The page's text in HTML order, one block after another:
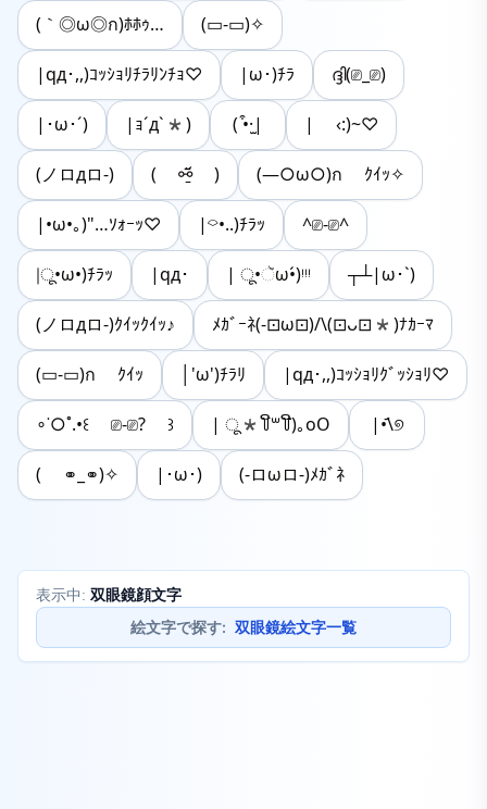
(｀◎ω◎ก)ﾎﾎｩ… (▭-▭)✧
|qд･,,)ｺｯｼｮﾘﾁﾗﾘﾝﾁｮ♡ |ω･)ﾁﾗ ദ്ദി(⎚_⎚)
|･ω･´) |ｮ´д`*) ( ͒•·̫| | ‹:)~♡
(ノロдロ-) ( ⚯̱̈᷄ ) (―○ω○)ก ｸｲｯ✧︎
|•ω•｡)"…ｿｫｰｯ♡ |⌔•..)ﾁﾗｯ ^⎚-⎚^
|ू•ω•)ﾁﾗｯ |qд･ | ू•ૅω•́)ᵎᵎᵎ ┬┴|ω･`)
(ノロдロ-)ｸｲｯｸｲｯ♪ ﾒｶﾞｰﾈ(-⊡ω⊡)/\(⊡ᴗ⊡*)ﾅｶｰﾏ
(▭-▭)ก ｸｲｯ │'ω')ﾁﾗﾘ |qд･,,)ｺｯｼｮﾘｸﾞｯｼｮﾘ♡
∘˙○˚.•꒰ ⎚-⎚? ꒱ | ू*꒦ິ꒳꒦ີ)｡oO |•᷄\୭
( ⚭_⚭)✧ |･ω･) (-ロωロ-)ﾒｶﾞﾈ
表示中: 双眼鏡顔文字
絵文字で探す: 双眼鏡絵文字一覧